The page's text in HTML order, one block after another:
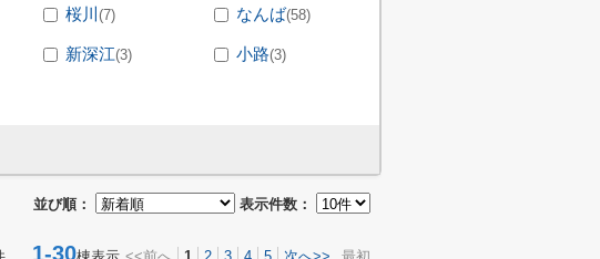
桜川 (7) なんば(58)
新深江(3) 小路(3)
並び順： 表示件数：
1-30